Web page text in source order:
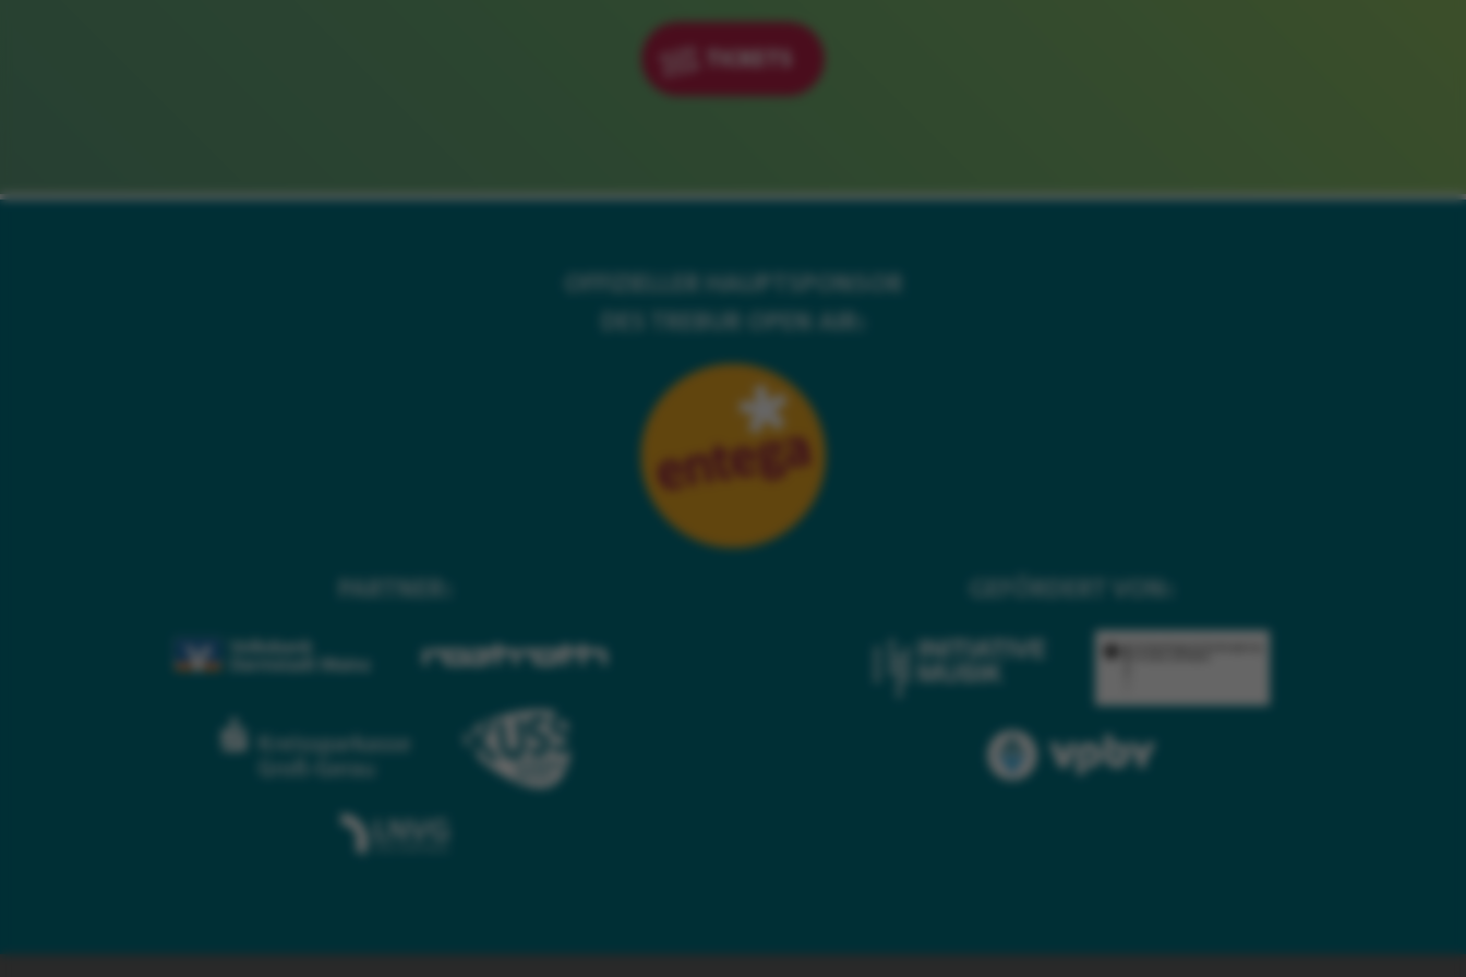
TICKETS
OFFIZIELLER HAUPTSPONSOR
DES TREBUR OPEN AIR:
PARTNER: GEFÖRDERT VON: